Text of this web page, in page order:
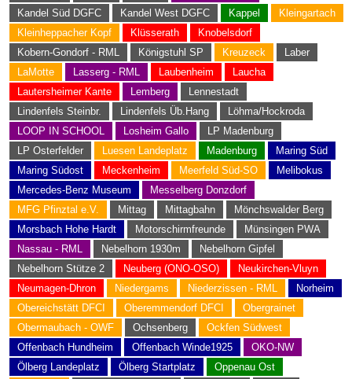
Kandel Süd DGFC
Kandel West DGFC Kappel
Kleingartach
Kleinheppacher Kopf
Klüsserath
Knobelsdorf
Kobern-Gondorf - RML
Königstuhl SP Kreuzeck
Laber
LaMotte
Lasserg - RML Laubenheim
Laucha
Lautersheimer Kante
Lemberg
Lennestadt
Lindenfels Steinbr.
Lindenfels Üb.Hang
Löhma/Hockroda
LOOP IN SCHOOL
Losheim Gallo
LP Madenburg
LP Osterfelder
Luesen Landeplatz Madenburg
Maring Süd
Maring Südost
Meckenheim Meerfeld Süd-SO
Melibokus
Mercedes-Benz Museum
Messelberg Donzdorf
MFG Pfinztal e.V.
Mittag Mittagbahn
Mönchswalder Berg
Morsbach Hohe Hardt
Motorschirmfreunde
Münsingen PWA
Nassau - RML
Nebelhorn 1930m
Nebelhorn Gipfel
Nebelhorn Stütze 2
Neuberg (ONO-OSO)
Neukirchen-Vluyn
Neumagen-Dhron
Niedergams Niederzissen - RML
Norheim
Obereichstätt DFCI
Oberemmendorf DFCI
Obergrainet
Obermaubach - OWF
Ochsenberg
Ockfen Südwest
Offenbach Hundheim
Offenbach Winde1925
OKO-NW
Ölberg Landeplatz
Ölberg Startplatz
Oppenau Ost